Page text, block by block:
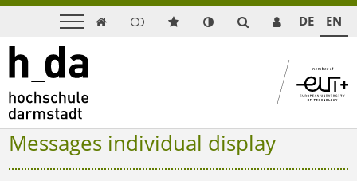
 DE EN
Messages individual display